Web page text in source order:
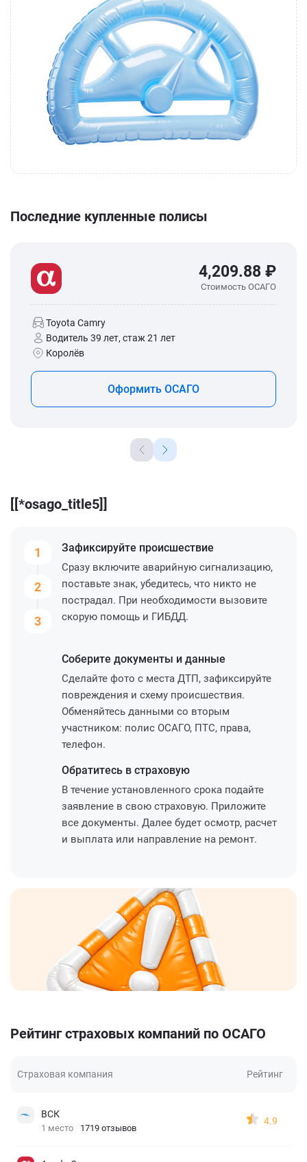
Последние купленные полисы
4,209.88 ₽
Стоимость ОСАГО
Toyota Camry
Водитель 39 лет, стаж 21 лет
Королёв
Оформить ОСАГО
[[*osago_title5]]
1
2
3
Зафиксируйте происшествие
Сразу включите аварийную сигнализацию,
поставьте знак, убедитесь, что никто не
пострадал. При необходимости вызовите
скорую помощь и ГИБДД.
Соберите документы и данные
Сделайте фото с места ДТП, зафиксируйте
повреждения и схему происшествия.
Обменяйтесь данными со вторым
участником: полис ОСАГО, ПТС, права,
телефон.
Обратитесь в страховую
В течение установленного срока подайте
заявление в свою страховую. Приложите
все документы. Далее будет осмотр, расчет
и выплата или направление на ремонт.
Рейтинг страховых компаний по ОСАГО
Страховая компания Рейтинг
ВСК
1 место 1719 отзывов
4.9